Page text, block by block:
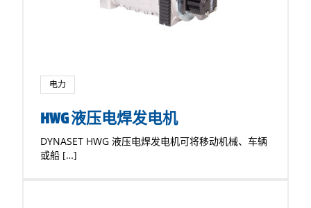
电力
HWG 液压电焊发电机
DYNASET HWG 液压电焊发电机可将移动机械、车辆
或船 […]